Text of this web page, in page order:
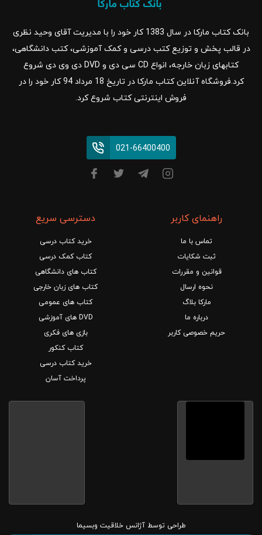
بانک کتاب مارکا در سال 1383 کار خود را با مدیریت آقای وحید نظری
در قالب پخش و توزیع کتب درسی و کمک آموزشی، کتب دانشگاهی،
کتابهای زبان خارجه، انواع CD سی دی و DVD دی وی دی شروع
کرد.فروشگاه آنلاین کتاب مارکا در تاریخ 18 مرداد 94 کار خود را در
فروش اینترنتی کتاب شروع کرد.
021-66400400
راهنمای کاربر
تماس با ما
ثبت شکایات
قوانین و مقررات
نحوه ارسال
مارکا بلاگ
درباره ما
حریم خصوصی کاربر
دسترسی سریع
خرید کتاب درسی
کتاب کمک درسی
کتاب های دانشگاهی
کتاب های زبان خارجی
کتاب های عمومی
DVD های آموزشی
بازی های فکری
کتاب کنکور
خرید کتاب درسی
پرداخت آسان
طراحی توسطآژانس خلاقیت وبسیما